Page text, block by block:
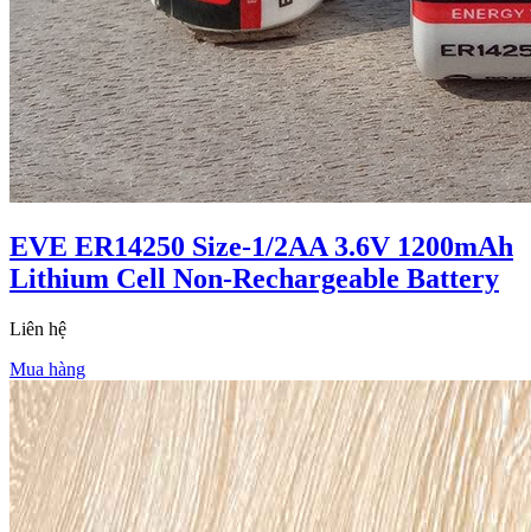
EVE ER14250 Size-1/2AA 3.6V 1200mAh
Lithium Cell Non-Rechargeable Battery
Liên hệ
Mua hàng